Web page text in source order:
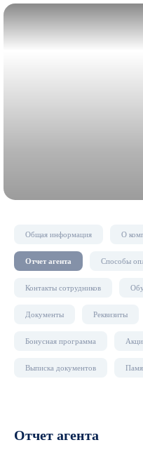
Общая информация О
Отчет агента Способы
Контакты сотрудников
Документы Реквизиты
Бонусная программа
Выписка документов
Отчет агента